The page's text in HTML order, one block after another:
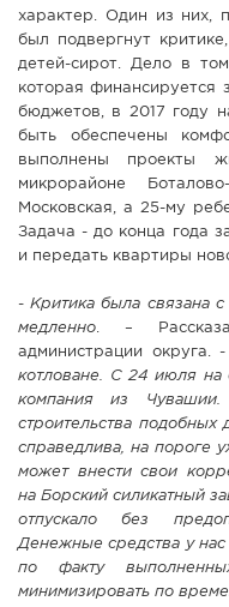
характер. Один из них,
был подвергнут
детей-сирот. Дело в
которая финансируется
бюджетов, в 2017 году
быть обеспечены
выполнены проекты
микрорайоне
Московская, а 25-му
Задача - до конца года
и передать квартиры
-Критика была связана с
медленно . –
администрации округа. -
котловане. С 24 июля на
компания из
строительства подобных
справедлива, на пороге
может внести свои
на Борский силикатный
отпускало без
Денежные средства у нас
по факту
минимизировать по